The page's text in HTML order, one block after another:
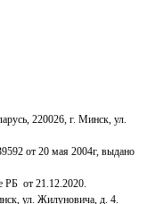
220026, г. Минск, ул.
от 20 мая 2004г, выдано
РБ от 21.12.2020.
ул. Жилуновича, д. 4.